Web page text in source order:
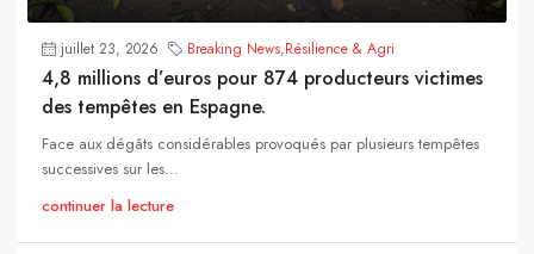
juillet 23, 2026 Breaking News,Résilience & Agri
4,8 millions d’euros pour 874 producteurs victimes
des tempêtes en Espagne.
Face aux dégâts considérables provoqués par plusieurs tempêtes
successives sur les...
continuer la lecture